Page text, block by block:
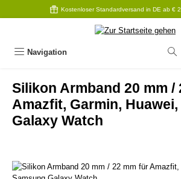
Zum Hauptinhalt springenKostenloser Standardversand in DE ab €
Navigation
Silikon Armband 20 mm /
Amazfit, Garmin,
Galaxy Watch
Bildergalerie überspringen